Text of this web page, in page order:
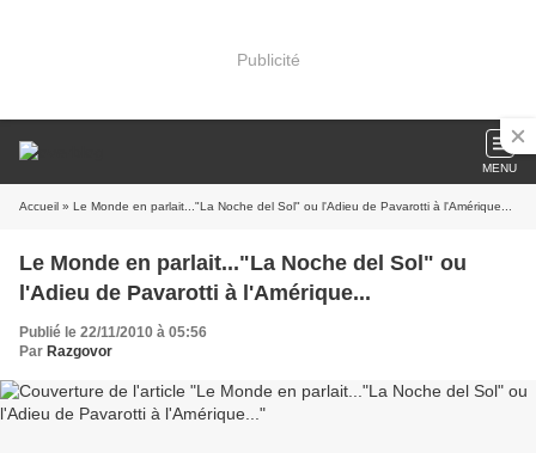
Publicité
MENU
Accueil » Le Monde en parlait..."La Noche del Sol" ou l'Adieu de Pavarotti à l'Amérique...
Le Monde en parlait..."La Noche del Sol" ou
l'Adieu de Pavarotti à l'Amérique...
Publié le 22/11/2010 à 05:56
Par Razgovor